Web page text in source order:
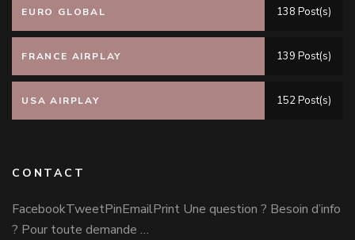
EURO GLOBAL 138 Post(s)
FRANCE AIRPLAY 139 Post(s)
USA AIRPLAY 152 Post(s)
CONTACT
FacebookTweetPinEmailPrint Une question ? Besoin d’info
? Pour toute demande …